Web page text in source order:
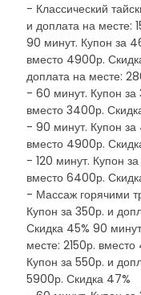
- Классический
и доплата на месте:
90 минут. Купон за
вместо 4900р.
доплата на месте:
- 60 минут. Купон за
вместо 3400р.
- 90 минут. Купон за
вместо 4900р.
- 120 минут. Купон
вместо 6400р.
- Массаж горячими
Купон за 350р. и
Скидка 45% 90
месте: 2150р.
Купон за 550р. и
5900р. Скидка 47%